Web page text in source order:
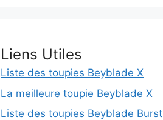
Liens Utiles
Liste des toupies Beyblade X
La meilleure toupie Beyblade X
Liste des toupies Beyblade Burst